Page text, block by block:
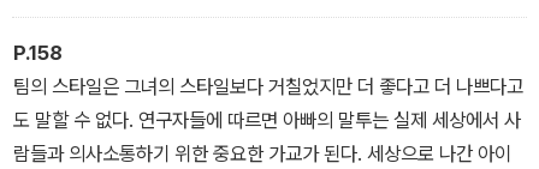
시간 이상 아기 원숭이를 안아준다. 아기를 그렇게 오랜 시간 동안 매
일 안고 다니면 아빠 원숭이의 뇌는 새끼들에게 맞춰 조정된다. 연구
진은 아빠가 아닌 수컷들보다 아빠 명주원숭이 전전두엽에서 더욱 많
은 세포와 연결을 발견했다. 뇌의 이 영역에는 소위 아빠 역할을 하는
호르몬들, 즉 프로락틴, 옥시토신, 바소프레신의 수용기가 있었다.
P.158
팀의 스타일은 그녀의 스타일보다 거칠었지만 더 좋다고 더 나쁘다고
도 말할 수 없다. 연구자들에 따르면 아빠의 말투는 실제 세상에서 사
람들과 의사소통하기 위한 중요한 가교가 된다. 세상으로 나간 아이